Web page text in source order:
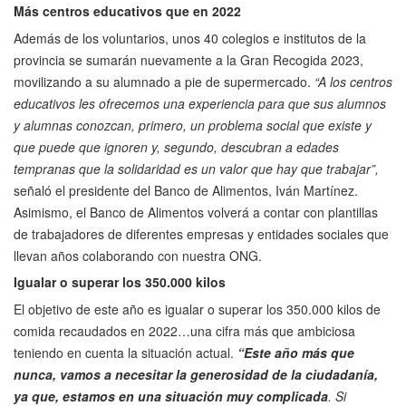
Más centros educativos que en 2022
Además de los voluntarios, unos 40 colegios e institutos de la
provincia se sumarán nuevamente a la Gran Recogida 2023,
movilizando a su alumnado a pie de supermercado. “A los centros
educativos les ofrecemos una experiencia para que sus alumnos
y alumnas conozcan, primero, un problema social que existe y
que puede que ignoren y, segundo, descubran a edades
tempranas que la solidaridad es un valor que hay que trabajar”,
señaló el presidente del Banco de Alimentos, Iván Martínez.
Asimismo, el Banco de Alimentos volverá a contar con plantillas
de trabajadores de diferentes empresas y entidades sociales que
llevan años colaborando con nuestra ONG.
Igualar o superar los 350.000 kilos
El objetivo de este año es igualar o superar los 350.000 kilos de
comida recaudados en 2022…una cifra más que ambiciosa
teniendo en cuenta la situación actual. “Este año más que
nunca, vamos a necesitar la generosidad de la ciudadanía,
ya que, estamos en una situación muy complicada. Si